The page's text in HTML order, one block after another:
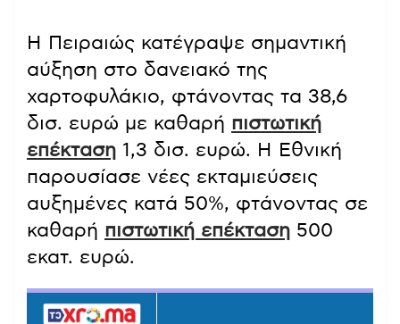
Η Πειραιώς κατέγραψε σημαντική
αύξηση στο δανειακό της
χαρτοφυλάκιο, φτάνοντας τα 38,6
δισ. ευρώ με καθαρή πιστωτική
επέκταση 1,3 δισ. ευρώ. Η Εθνική
παρουσίασε νέες εκταμιεύσεις
αυξημένες κατά 50%, φτάνοντας σε
καθαρή πιστωτική επέκταση 500
εκατ. ευρώ.